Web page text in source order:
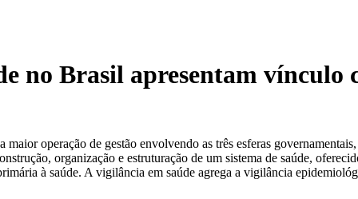
no Brasil apresentam vínculo
operação de gestão envolvendo as três esferas
organização e estruturação de um sistema de saúde,
à saúde. A vigilância em saúde agrega a vigilância